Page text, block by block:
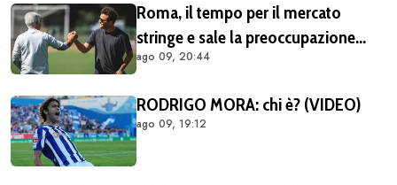
Roma, il tempo per il mercato
stringe e sale la preoccupazione
della tifoseria: ancora troppe caselle
ago 09, 20:44
RODRIGO MORA: chi è? (VIDEO)
ago 09, 19:12